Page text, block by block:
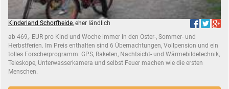
Kinderland Schorfheide, eher ländlich
ab 469,- EUR pro Kind und Woche immer in den Oster-, Sommer- und
Herbstferien. Im Preis enthalten sind 6 Übernachtungen, Vollpension und ein
tolles Forscherprogramm: GPS, Raketen, Nachtsicht- und Wärmebildetechnik,
Teleskope, Unterwasserkamera und selbst Feuer machen wie die ersten
Menschen.